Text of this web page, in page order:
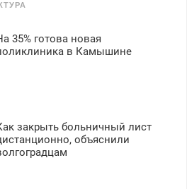
35% готова новая
в Камышине
закрыть больничный лист
объяснили